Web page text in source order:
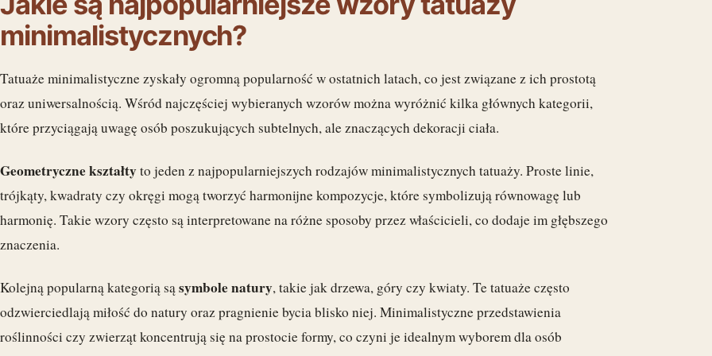
minimalistycznych?
Tatuaże minimalistyczne zyskały ogromną popularność w ostatnich latach, co jest związane z ich prostotą
oraz uniwersalnością. Wśród najczęściej wybieranych wzorów można wyróżnić kilka głównych kategorii,
które przyciągają uwagę osób poszukujących subtelnych, ale znaczących dekoracji ciała.
Geometryczne kształtyto jeden z najpopularniejszych rodzajów minimalistycznych tatuaży. Proste linie,
trójkąty, kwadraty czy okręgi mogą tworzyć harmonijne kompozycje, które symbolizują równowagę lub
harmonię. Takie wzory często są interpretowane na różne sposoby przez właścicieli, co dodaje im głębszego
znaczenia.
Kolejną popularną kategorią sąsymbole natury, takie jak drzewa, góry czy kwiaty. Te tatuaże często
odzwierciedlają miłość do natury oraz pragnienie bycia blisko niej. Minimalistyczne przedstawienia
roślinności czy zwierząt koncentrują się na prostocie formy, co czyni je idealnym wyborem dla osób